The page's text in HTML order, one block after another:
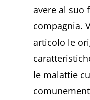
avere al suo
compagnia.
articolo le
le malattie